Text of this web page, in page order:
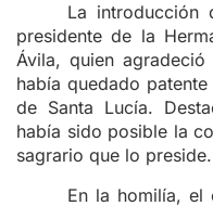
La
presidente de la
Ávila, quien
había quedado
de Santa Lucía.
había sido posible la
sagrario que lo preside.
En la homilía, el